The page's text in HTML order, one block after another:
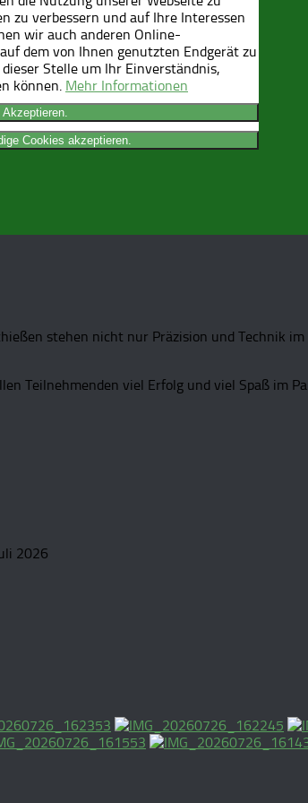
stehen nicht nur Präzision und Technik
Teilnehmenden viel Erfolg und viel Spaß im
2026
zu verbessern und auf Ihre Interessen
wir auch anderen Online-
dem von Ihnen genutzten Endgerät zu
Stelle um Ihr Einverständnis,
können. Mehr Informationen
Akzeptieren.
Cookies akzeptieren.